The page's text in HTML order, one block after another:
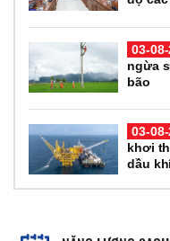
03-
ngừa
bão
03-
khơi
dầu